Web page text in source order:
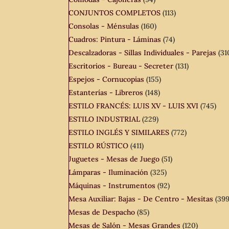
CONJUNTOS COMPLETOS (113)
Consolas - Ménsulas (160)
Cuadros: Pintura - Láminas (74)
Descalzadoras - Sillas Individuales - Parejas
Escritorios - Bureau - Secreter (131)
Espejos - Cornucopias (155)
Estanterías - Libreros (148)
ESTILO FRANCÉS: LUIS XV - LUIS XVI (745)
ESTILO INDUSTRIAL (229)
ESTILO INGLÉS Y SIMILARES (772)
ESTILO RÚSTICO (411)
Juguetes - Mesas de Juego (51)
Lámparas - Iluminación (325)
Máquinas - Instrumentos (92)
Mesa Auxiliar: Bajas - De Centro - Mesitas
Mesas de Despacho (85)
Mesas de Salón - Mesas Grandes (120)